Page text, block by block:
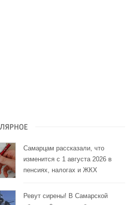
Самарцам рассказали, что
изменится с 1 августа 2026 в
пенсиях, налогах и ЖКХ
Ревут сирены! В Самарской